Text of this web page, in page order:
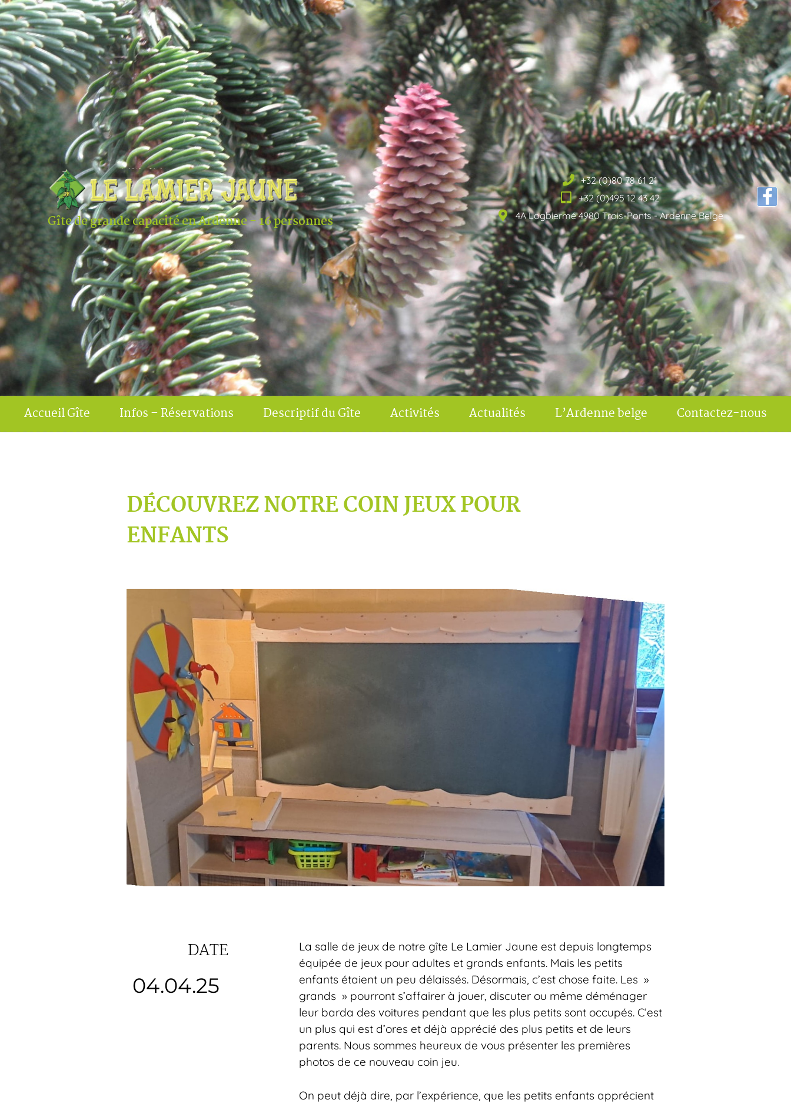
Gîte de grande capacité en Ardenne - 16 personnes
+32 (0)80 78 61 21
+32 (0)495 12 43 42
4A Logbiermé 4980 Trois-Ponts - Ardenne Belge
Accueil Gîte Infos – Réservations Descriptif du Gîte Activités Actualités L’Ardenne belge Contactez-nous
DÉCOUVREZ NOTRE COIN JEUX POUR
ENFANTS
DATE
04.04.25
La salle de jeux de notre gîte Le Lamier Jaune est depuis longtemps
équipée de jeux pour adultes et grands enfants. Mais les petits
enfants étaient un peu délaissés. Désormais, c’est chose faite. Les »
grands » pourront s’affairer à jouer, discuter ou même déménager
leur barda des voitures pendant que les plus petits sont occupés. C’est
un plus qui est d’ores et déjà apprécié des plus petits et de leurs
parents. Nous sommes heureux de vous présenter les premières
photos de ce nouveau coin jeu.
On peut déjà dire, par l’expérience, que les petits enfants apprécient